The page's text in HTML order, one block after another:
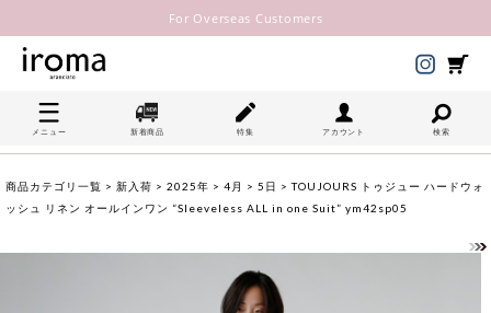
For Overseas Customers
メニュー 新着商品 特集 アカウント 検索
商品カテゴリ一覧 > 新入荷 > 2025年 > 4月 > 5日 > TOUJOURS トゥジュー ハードウォ
ッシュ リネン オールインワン “Sleeveless ALL in one Suit” ym42sp05